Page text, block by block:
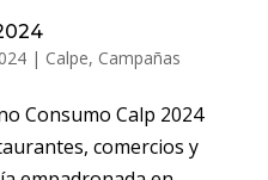
| Calpe, Campañas
Consumo Calp 2024
comercios y